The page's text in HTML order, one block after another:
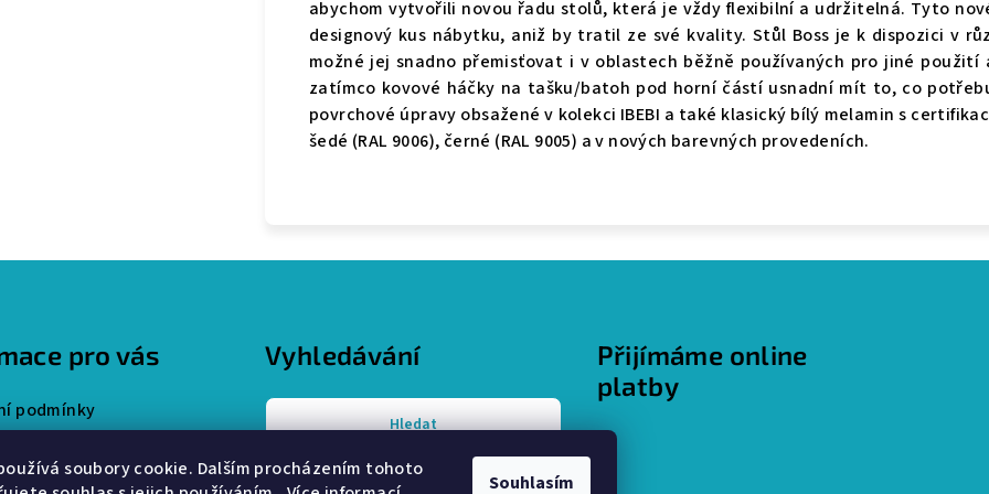
soubory cookie. Dalším procházením tohoto
Souhlasím
abychom vytvořili novou řadu stolů, která je vždy flexibilní a udržitelná. Tyto
designový kus nábytku, aniž by tratil ze své kvality. Stůl Boss je k dispozici v
možné jej snadno přemisťovat i v oblastech běžně používaných pro jiné
zatímco kovové háčky na tašku/batoh pod horní částí usnadní mít to, co
povrchové úpravy obsažené v kolekci IBEBI a také klasický bílý melamin s
šedé (RAL 9006), černé (RAL 9005) a v nových barevných provedeních.
pro vás
podmínky
Vyhledávání
Hledat
Přijímáme online
platby